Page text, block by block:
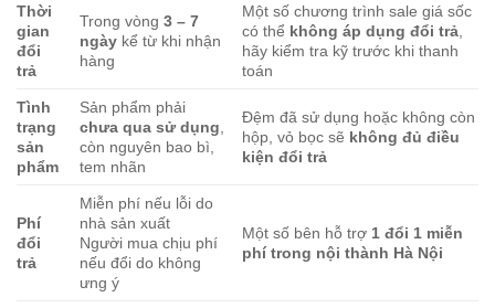
Thời
gian
đổi
trả
Trong vòng3 – 7
ngày kể từ khi nhận
hàng
Một số chương trình sale giá sốc
có thể không áp dụng đổi trả
hãy kiểm tra kỹ trước khi thanh
toán
Tình
trạng
sản
phẩm
Sản phẩm phải
chưa qua sử dụng
còn nguyên bao bì,
tem nhãn
Đệm đã sử dụng hoặc không còn
hộp, vỏ bọc sẽ không đủ điều
kiện đổi trả
Phí
đổi
trả
Miễn phí nếu lỗi do
nhà sản xuất
Người mua chịu phí
nếu đổi do không
ưng ý
Một số bên hỗ trợ 1 đổi 1 miễn
phí trong nội thành Hà Nội